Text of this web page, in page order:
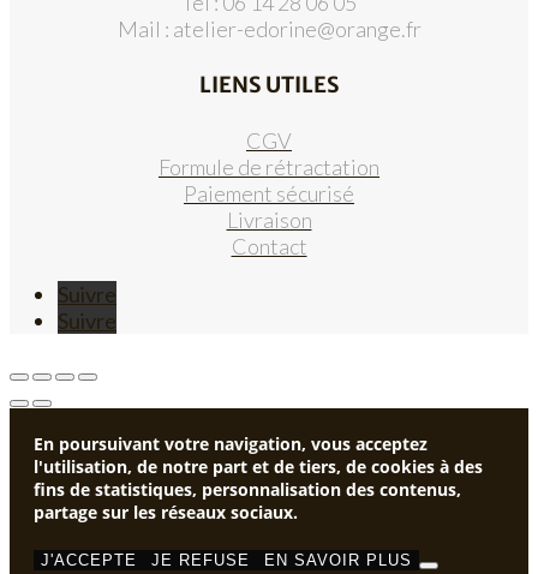
Mail : atelier-edorine@orange.fr
LIENS UTILES
CGV
Formule de rétractation
Paiement sécurisé
Livraison
Contact
Suivre
Suivre
En poursuivant votre navigation, vous acceptez
l'utilisation, de notre part et de tiers, de cookies à des
fins de statistiques, personnalisation des contenus,
partage sur les réseaux sociaux.
J'ACCEPTE JE REFUSE EN SAVOIR PLUS